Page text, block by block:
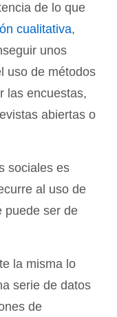
de lo que
cualitativa,
unos
uso de métodos
las encuestas,
abiertas o
sociales es
al uso de
puede ser de
la misma lo
serie de datos
de